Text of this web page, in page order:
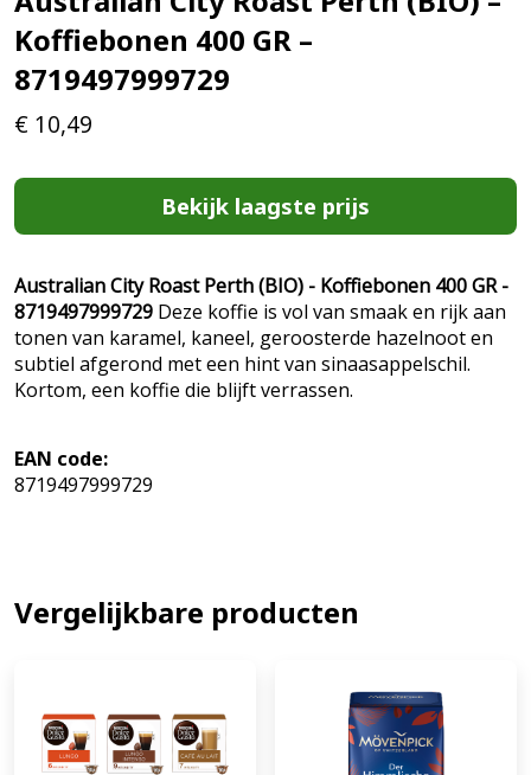
Koffiebonen 400 GR –
8719497999729
€ 10,49
Bekijk laagste prijs
Australian City Roast Perth (BIO) - Koffiebonen 400 GR -
8719497999729 Deze koffie is vol van smaak en rijk aan
tonen van karamel, kaneel, geroosterde hazelnoot en
subtiel afgerond met een hint van sinaasappelschil.
Kortom, een koffie die blijft verrassen.
EAN code:
8719497999729
Vergelijkbare producten